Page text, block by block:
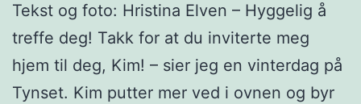
Tekst og foto: Hristina Elven – Hyggelig å
treffe deg! Takk for at du inviterte meg
hjem til deg, Kim! – sier jeg en vinterdag på
Tynset. Kim putter mer ved i ovnen og byr